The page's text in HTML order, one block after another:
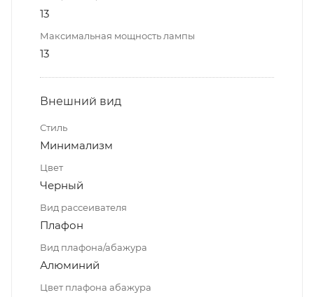
13
Максимальная мощность лампы
13
Внешний вид
Стиль
Минимализм
Цвет
Черный
Вид рассеивателя
Плафон
Вид плафона/абажура
Алюминий
Цвет плафона абажура